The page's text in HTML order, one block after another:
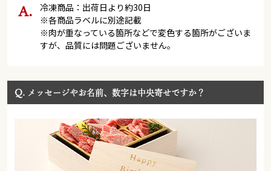
冷凍商品：出荷日より約30日
※各商品ラベルに別途記載
※肉が重なっている箇所などで変色する箇所がございま
すが、品質には問題ございません。
Q. メッセージやお名前、数字は中央寄せですか？